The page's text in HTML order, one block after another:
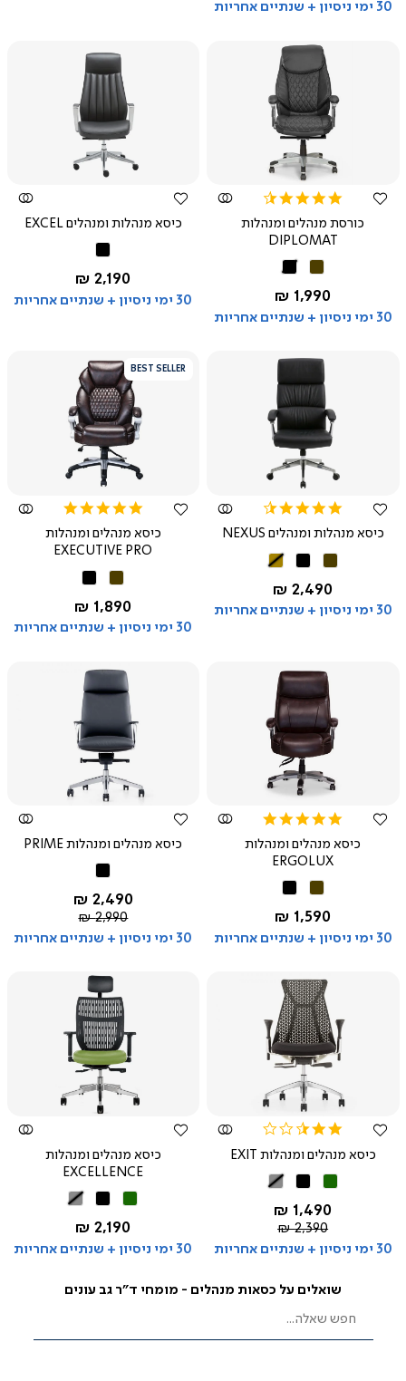
30 ימי ניסיון + שנתיים אחריות
צפייה
מהירה
4.5
rating
כורסת מנהלים ומנהלות
DIPLOMAT
שחור
החל מ-
1,990 ₪
30 ימי ניסיון + שנתיים אחריות
צפייה
מהירה
כיסא מנהלות ומנהלים EXCEL
החל מ-
2,190 ₪
30 ימי ניסיון + שנתיים אחריות
צפייה
מהירה
4.5
rating כיסא מנהלות ומנהלים NEXUS
שחורקאמל
החל מ-
2,490 ₪
30 ימי ניסיון + שנתיים אחריות
BEST SELLER
צפייה
מהירה
rating
כיסא מנהלים ומנהלות
EXECUTIVE PRO
החל מ-
1,890 ₪
30 ימי ניסיון + שנתיים אחריות
צפייה
מהירה
5.0
rating
כיסא מנהלים ומנהלות
ERGOLUX
החל מ-
1,590 ₪
30 ימי ניסיון + שנתיים אחריות
צפייה
מהירה
כיסא מנהלים ומנהלות PRIME
החל מ-
2,490 ₪
מחיר
רגיל
2,990 ₪
30 ימי ניסיון + שנתיים אחריות
צפייה
מהירה
2.4
ratingכיסא מנהלים ומנהלות EXIT
שחוראפור
החל מ-
1,490 ₪
מחיר
רגיל
2,390 ₪
30 ימי ניסיון + שנתיים אחריות
צפייה
מהירה
כיסא מנהלים ומנהלות
EXCELLENCE
שחוראפור
החל מ-
2,190 ₪
30 ימי ניסיון + שנתיים אחריות
שואלים על כסאות מנהלים - מומחי ד"ר גב עונים